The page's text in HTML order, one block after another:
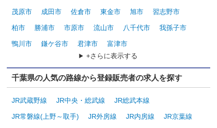
茂原市 成田市 佐倉市 東金市 旭市 習志野市
柏市 勝浦市 市原市 流山市 八千代市 我孫子市
鴨川市 鎌ケ谷市 君津市
富津市
+さらに表示する
千葉県の人気の路線から登録販売者の求人を探す
JR武蔵野線 JR中央・総武線 JR総武本線
JR常磐線(上野～取手) JR外房線 JR内房線 JR京葉線